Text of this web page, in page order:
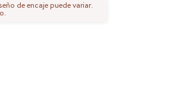
de encaje puede variar.